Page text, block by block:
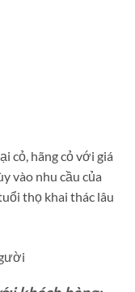
cỏ, hãng cỏ với giá
vào nhu cầu của
thọ khai thác lâu